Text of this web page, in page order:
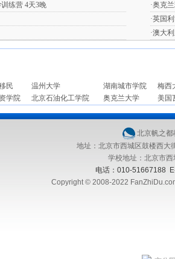
练营 4天3晚 ·奥克
·英国
·澳大
民 温州大学 湖南城市学院
梅西
学院 北京石油化工学院 奥克兰大学 美国
北京帆之
地址：北京市西城区鼓楼西
学校地址：北京市
电话：010-51667188
Copyright © 2008-2022